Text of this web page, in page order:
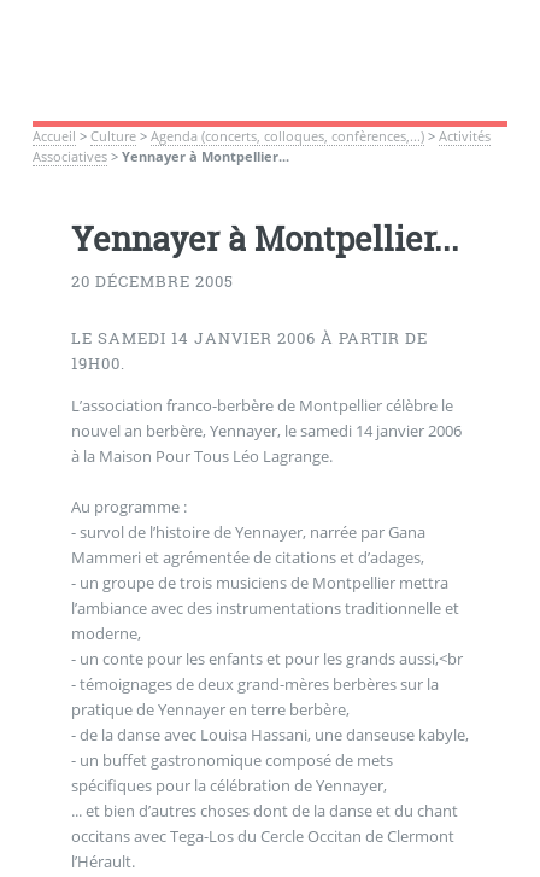
Accueil > Culture> Agenda (concerts, colloques, confèrences,...)> Activités
Associatives> Yennayer à Montpellier...
Yennayer à Montpellier...
20 DÉCEMBRE 2005
LE SAMEDI 14 JANVIER 2006 À PARTIR DE
19H00.
L’association franco-berbère de Montpellier célèbre le
nouvel an berbère, Yennayer, le samedi 14 janvier 2006
à la Maison Pour Tous Léo Lagrange.
Au programme :
- survol de l’histoire de Yennayer, narrée par Gana
Mammeri et agrémentée de citations et d’adages,
- un groupe de trois musiciens de Montpellier mettra
l’ambiance avec des instrumentations traditionnelle et
moderne,
- un conte pour les enfants et pour les grands aussi,<br
- témoignages de deux grand-mères berbères sur la
pratique de Yennayer en terre berbère,
- de la danse avec Louisa Hassani, une danseuse kabyle,
- un buffet gastronomique composé de mets
spécifiques pour la célébration de Yennayer,
... et bien d’autres choses dont de la danse et du chant
occitans avec Tega-Los du Cercle Occitan de Clermont
l’Hérault.